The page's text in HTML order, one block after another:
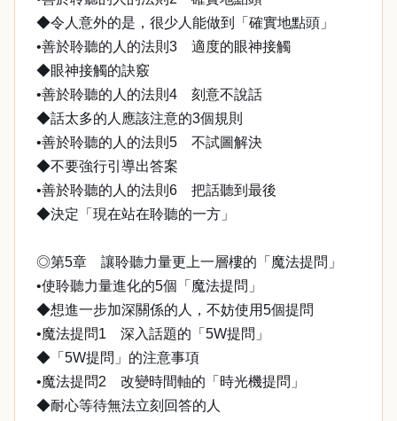
◆令人意外的是，很少人能做到「確實地點頭」
•善於聆聽的人的法則3 適度的眼神接觸
◆眼神接觸的訣竅
•善於聆聽的人的法則4 刻意不說話
◆話太多的人應該注意的3個規則
•善於聆聽的人的法則5 不試圖解決
◆不要強行引導出答案
•善於聆聽的人的法則6 把話聽到最後
◆決定「現在站在聆聽的一方」
◎第5章 讓聆聽力量更上一層樓的「魔法提問」
•使聆聽力量進化的5個「魔法提問」
◆想進一步加深關係的人，不妨使用5個提問
•魔法提問1 深入話題的「5W提問」
◆「5W提問」的注意事項
•魔法提問2 改變時間軸的「時光機提問」
◆耐心等待無法立刻回答的人